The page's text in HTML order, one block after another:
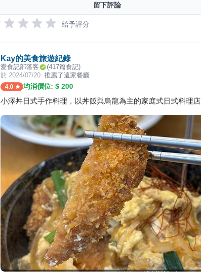
留下評論
給予評分
Kay的美食旅遊紀錄
愛食記部落客 (417篇食記)
於 2024/07/20 推薦了這家餐廳
4.0 均消價位: $ 200
小澤丼日式手作料理，以丼飯與烏龍為主的家庭式日式料理店